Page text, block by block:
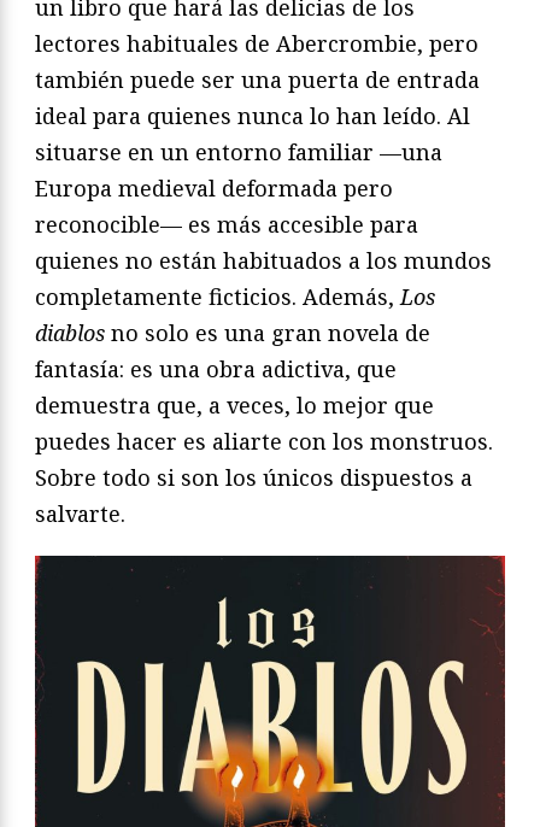
un libro que hará las delicias de los
lectores habituales de Abercrombie, pero
también puede ser una puerta de entrada
ideal para quienes nunca lo han leído. Al
situarse en un entorno familiar —una
Europa medieval deformada pero
reconocible— es más accesible para
quienes no están habituados a los mundos
completamente ficticios. Además,Los
diablos no solo es una gran novela de
fantasía: es una obra adictiva, que
demuestra que, a veces, lo mejor que
puedes hacer es aliarte con los monstruos.
Sobre todo si son los únicos dispuestos a
salvarte.